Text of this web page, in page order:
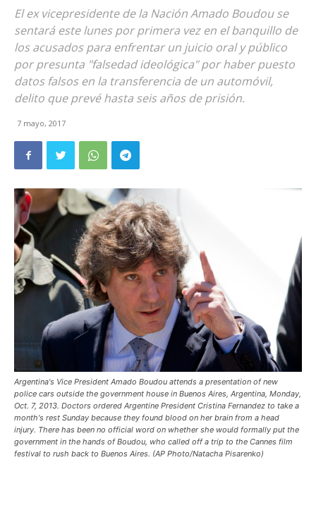
El ex vicepresidente de la Nación Amado Boudou se
sentará este lunes por primera vez en el banquillo de
los acusados para enfrentar un juicio oral y público
por presunta "falsedad ideológica" por haber puesto
datos falsos en la transferencia de un automóvil,
delito que prevé hasta seis años de prisión.
7 mayo, 2017
Argentina's Vice President Amado Boudou attends a presentation of new
police cars outside the government house in Buenos Aires, Argentina, Monday,
Oct. 7, 2013. Doctors ordered Argentine President Cristina Fernandez to take a
month's rest Sunday because they found blood on her brain from a head
injury. There has been no official word on whether she would formally put the
government in the hands of Boudou, who called off a trip to the Cannes film
festival to rush back to Buenos Aires. (AP Photo/Natacha Pisarenko)